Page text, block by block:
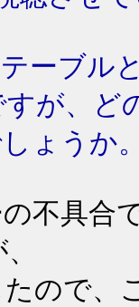
ーブル
が、ど
ょうか
不具合
ので、